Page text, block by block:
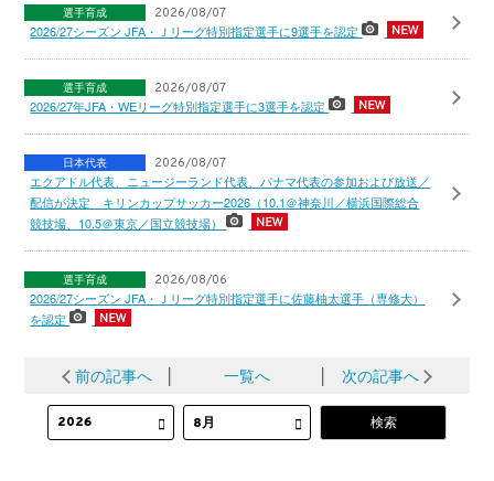
選手育成 2026/08/07
2026/27シーズン JFA・Ｊリーグ特別指定選手に9選手を認定
選手育成 2026/08/07
2026/27年JFA・WEリーグ特別指定選手に3選手を認定
日本代表 2026/08/07
エクアドル代表、ニュージーランド代表、パナマ代表の参加および放送／
配信が決定 キリンカップサッカー2026（10.1＠神奈川／横浜国際総合
競技場、10.5＠東京／国立競技場）
選手育成 2026/08/06
2026/27シーズン JFA・Ｊリーグ特別指定選手に佐藤柚太選手（専修大）
を認定
前の記事へ 一覧へ 次の記事へ